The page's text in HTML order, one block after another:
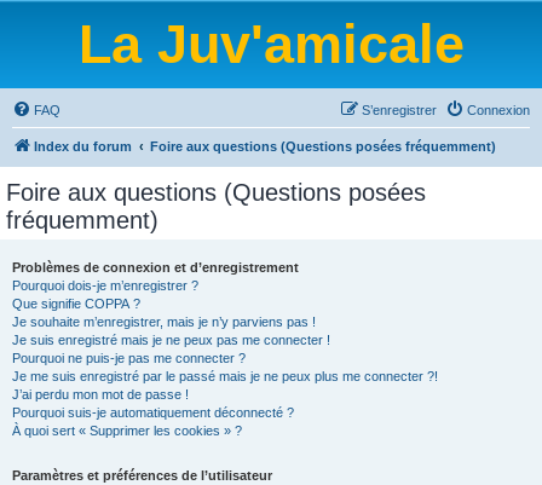
La Juv'amicale
FAQ Connexion
S’enregistrer
Index du forum Foire aux questions (Questions posées fréquemment)
Foire aux questions (Questions posées
fréquemment)
Problèmes de connexion et d’enregistrement
Pourquoi dois-je m’enregistrer ?
Que signifie COPPA ?
Je souhaite m’enregistrer, mais je n’y parviens pas !
Je suis enregistré mais je ne peux pas me connecter !
Pourquoi ne puis-je pas me connecter ?
Je me suis enregistré par le passé mais je ne peux plus me connecter ?!
J’ai perdu mon mot de passe !
Pourquoi suis-je automatiquement déconnecté ?
À quoi sert « Supprimer les cookies » ?
Paramètres et préférences de l’utilisateur